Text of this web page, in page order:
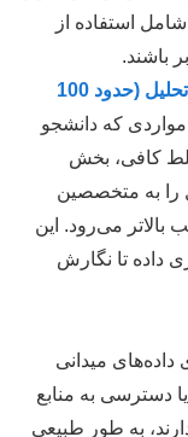
استفاده از
باشند.
همکاری گسترده در نگارش و تحلیل (حدود 100
که دانشجو
کافی، بخش
را به متخصصین
بالاتر می‌رود. این
داده تا نگارش
داده‌های میدانی
دسترسی به منابع
به طور طبیعی